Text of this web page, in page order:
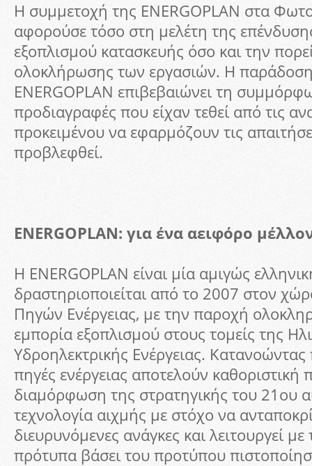
Η συμμετοχή της ENERGOPLAN στα
αφορούσε τόσο στη μελέτη της
εξοπλισμού κατασκευής όσο και την
ολοκλήρωσης των εργασιών. Η
ENERGOPLAN επιβεβαιώνει τη
προδιαγραφές που είχαν τεθεί από τις
προκειμένου να εφαρμόζουν τις
προβλεφθεί.
ENERGOPLAN: για ένα αειφόρο
Η ENERGOPLAN είναι μία αμιγώς
δραστηριοποιείται από το 2007 στον
Πηγών Ενέργειας, με την παροχή
εμπορία εξοπλισμού στους τομείς της
Υδροηλεκτρικής Ενέργειας.
πηγές ενέργειας αποτελούν καθοριστική
διαμόρφωση της στρατηγικής του 21ου
τεχνολογία αιχμής με στόχο να
διευρυνόμενες ανάγκες και λειτουργεί
πρότυπα βάσει του προτύπου